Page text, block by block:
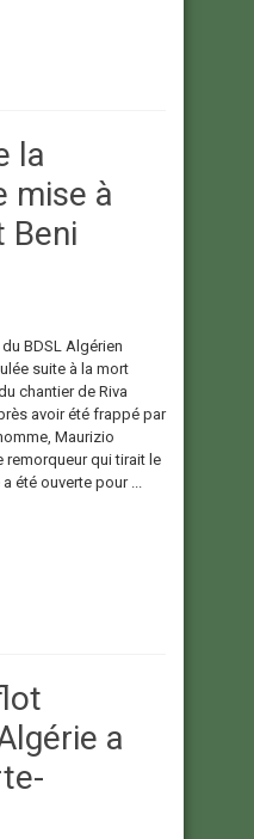
la
mise à
Beni
BDSL Algérien
suite à la mort
chantier de Riva
avoir été frappé par
Maurizio
remorqueur qui tirait le
été ouverte pour ...
a